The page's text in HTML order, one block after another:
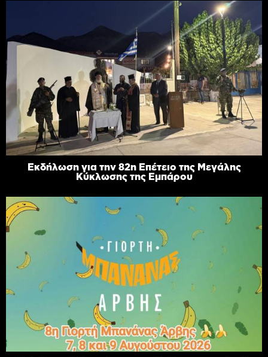
Εκδήλωση για την 82η Επέτειο της Μεγάλης
Κύκλωσης της Εμπάρου